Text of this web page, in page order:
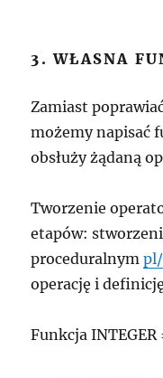
3. WŁASNA
Zamiast
możemy napisać
obsłuży żądaną
Tworzenie
etapów:
proceduralnym
operację i
Funkcja INTEGER